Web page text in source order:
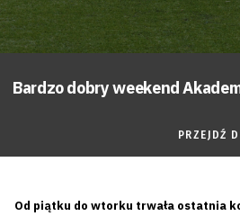
Bardzo dobry weekend
PRZEJDŹ
Od piątku do wtorku trwała ostatnia